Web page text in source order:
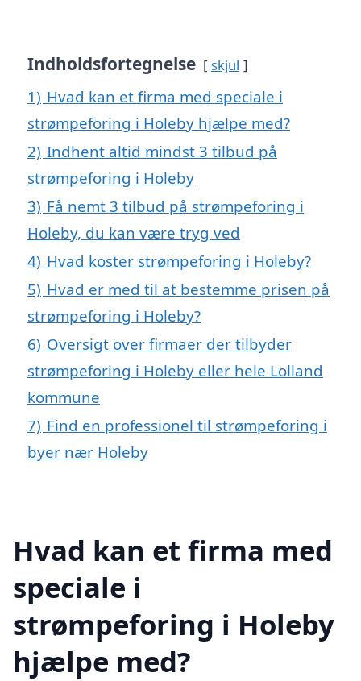
Indholdsfortegnelse skjul
1) Hvad kan et firma med speciale i
strømpeforing i Holeby hjælpe med?
2) Indhent altid mindst 3 tilbud på
strømpeforing i Holeby
3) Få nemt 3 tilbud på strømpeforing i
Holeby, du kan være tryg ved
4) Hvad koster strømpeforing i Holeby?
5) Hvad er med til at bestemme prisen på
strømpeforing i Holeby?
6) Oversigt over firmaer der tilbyder
strømpeforing i Holeby eller hele Lolland
kommune
7) Find en professionel til strømpeforing i
byer nær Holeby
Hvad kan et firma med
speciale i
strømpeforing i Holeby
hjælpe med?